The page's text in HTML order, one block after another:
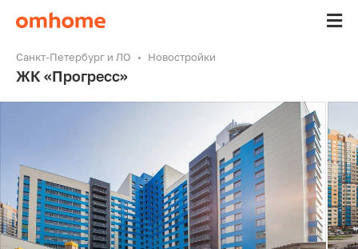
Санкт-Петербург и ЛО Новостройки
ЖК «Прогресс»